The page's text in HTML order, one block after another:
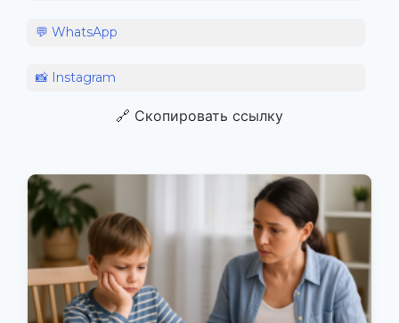
💬 WhatsApp
📸 Instagram
🔗 Скопировать ссылку